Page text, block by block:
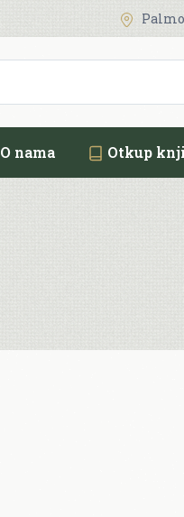
O nama Otkup